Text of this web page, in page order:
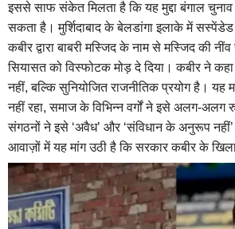
इससे साफ संकेत मिलता है कि यह मुद्दा बंगाल चुनाव
सकता है। मुर्शिदाबाद के बेलडांगा इलाके में सस्पेंडेड
कबीर द्वारा बाबरी मस्जिद के नाम से मस्जिद की
सियासत को विस्फोटक मोड़ दे दिया। कबीर ने
नहीं, बल्कि सुनियोजित राजनीतिक प्रयोग है। यह
नहीं रहा, समाज के विभिन्न वर्गों ने इसे अलग-अलग
संगठनों ने इसे ‘अवैध’ और ‘संविधान के अनुरूप
आवाज़ों में यह मांग उठी है कि सरकार कबीर के